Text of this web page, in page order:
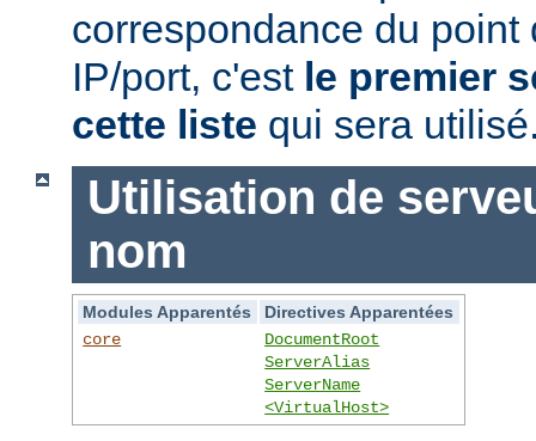
correspondance du point
IP/port, c'est le premier
cette liste qui sera
Utilisation de
nom
Modules Apparentés
Directives Apparentées
core
DocumentRoot
ServerAlias
ServerName
<VirtualHost>